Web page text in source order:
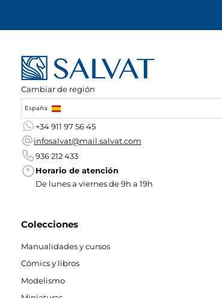
Cambiar de región
España
+34 911 97 56 45
infosalvat@mail.salvat.com
936 212 433
Horario de atención
De lunes a viernes de 9h a 19h
Colecciones
Manualidades y cursos
Cómics y libros
Modelismo